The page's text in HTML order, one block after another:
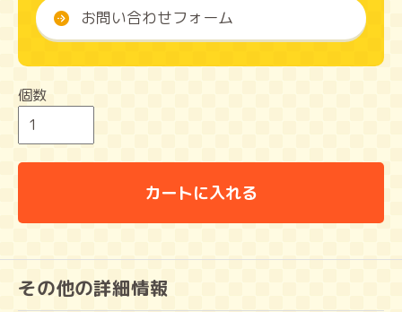
お問い合わせフォーム
個数
カートに入れる
その他の詳細情報